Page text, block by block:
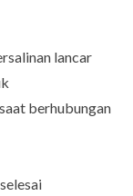
lancar
berhubungan